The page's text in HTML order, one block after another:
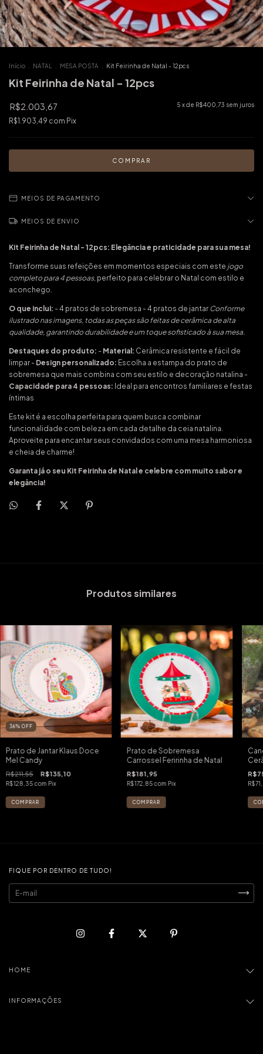
Início NATAL MESA POSTA Kit Feirinha de Natal - 12pcs
Kit Feirinha de Natal - 12pcs
R$2.003,67 5 x de R$400,73 sem juros
R$1.903,49 com Pix
MEIOS DE PAGAMENTO
MEIOS DE ENVIO
Kit Feirinha de Natal - 12pcs: Elegância e praticidade para sua mesa!
Transforme suas refeições em momentos especiais com este jogo
completo para 4 pessoas, perfeito para celebrar o Natal com estilo e
aconchego.
O que inclui: - 4 pratos de sobremesa - 4 pratos de jantar Conforme
ilustrado nas imagens, todas as peças são feitas de cerâmica de alta
qualidade, garantindo durabilidade e um toque sofisticado à sua mesa.
Destaques do produto: - Material: Cerâmica resistente e fácil de
limpar - Design personalizado: Escolha a estampa do prato de
sobremesa que mais combina com seu estilo e decoração natalina -
Capacidade para 4 pessoas: Ideal para encontros familiares e festas
íntimas
Este kit é a escolha perfeita para quem busca combinar
funcionalidade com beleza em cada detalhe da ceia natalina.
Aproveite para encantar seus convidados com uma mesa harmoniosa
e cheia de charme!
Garanta já o seu Kit Feirinha de Natal e celebre com muito sabor e
elegância!
Produtos similares
36%OFF
Prato de Jantar Klaus Doce
Mel Candy
R$211,55 R$135,10
R$128,35com Pix
Prato de Sobremesa
Carrossel Feririnha de Natal
R$181,95
R$172,85com Pix
FIQUE POR DENTRO DE TUDO!
HOME
INFORMAÇÕES